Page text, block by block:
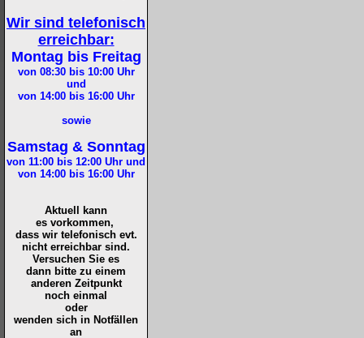
Wir sind telefonisch
erreichbar:
Montag bis Freitag
von 08:30 bis 10:00Uhr
und
von 14:00 bis 16:00Uhr
sowie
Samstag & Sonntag
von 11:00 bis 12:00 Uhr und
von 14:00 bis 16:00Uhr
Aktuell kann
es vorkommen,
dass wir telefonisch evt.
nicht erreichbar sind.
Versuchen Sie es
dann bitte zu einem
anderen Zeitpunkt
noch einmal
oder
wenden sich in Notfällen
an